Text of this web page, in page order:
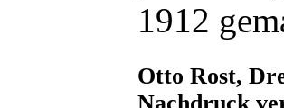
1912
Otto Rost,